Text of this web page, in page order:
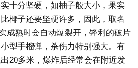
十分坚硬，如柚子般大小，果实
椰子还要坚硬许多，因此，取名
成熟时会自动爆裂开，锋利的破片
型手榴弹，杀伤力特别强大。有
20多米，爆炸后经常会在附近发